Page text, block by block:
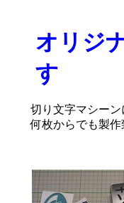
オリジ
す
切り文字マシー
何枚からでも製